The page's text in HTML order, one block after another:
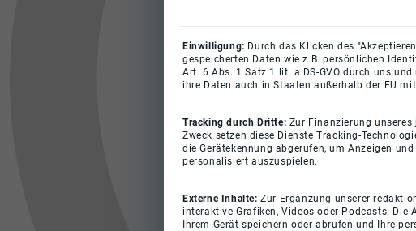
Einwilligung: Durch das Klicken des
gespeicherten Daten wie z.B. persönlichen
Art. 6 Abs. 1 Satz 1 lit. a DS-GVO durch uns und
ihre Daten auch in Staaten außerhalb der EU
Tracking durch Dritte: Zur Finanzierung
Zweck setzen diese Dienste Tracking-
die Gerätekennung abgerufen, um Anzeigen
personalisiert auszuspielen.
Externe Inhalte:Zur Ergänzung unserer
interaktive Grafiken, Videos oder Podcasts.
Ihrem Gerät speichern oder abrufen und Ihre